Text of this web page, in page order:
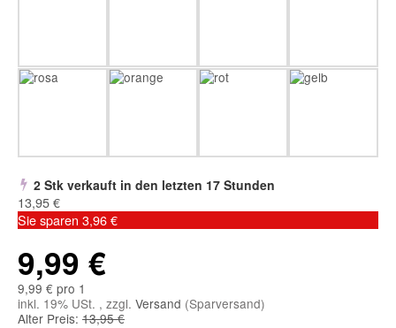
2 Stk verkauft in den letzten 17 Stunden
13,95 €
Sie sparen 3,96 €
9,99 €
9,99 € pro 1
inkl. 19% USt. , zzgl. Versand (Sparversand)
Alter Preis: 13,95 €